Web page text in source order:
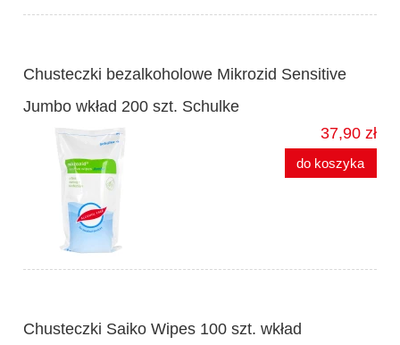
Chusteczki bezalkoholowe Mikrozid Sensitive
Jumbo wkład 200 szt. Schulke
37,90 zł
do koszyka
Chusteczki Saiko Wipes 100 szt. wkład